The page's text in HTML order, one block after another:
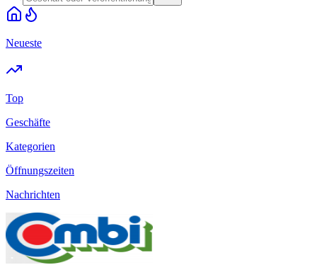
Neueste
Top
Geschäfte
Kategorien
Öffnungszeiten
Nachrichten